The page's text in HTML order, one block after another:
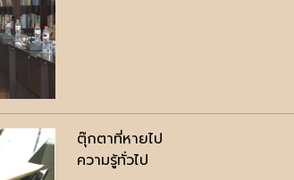
ตุ๊กตาที่หายไป
ความรู้ทั่วไป